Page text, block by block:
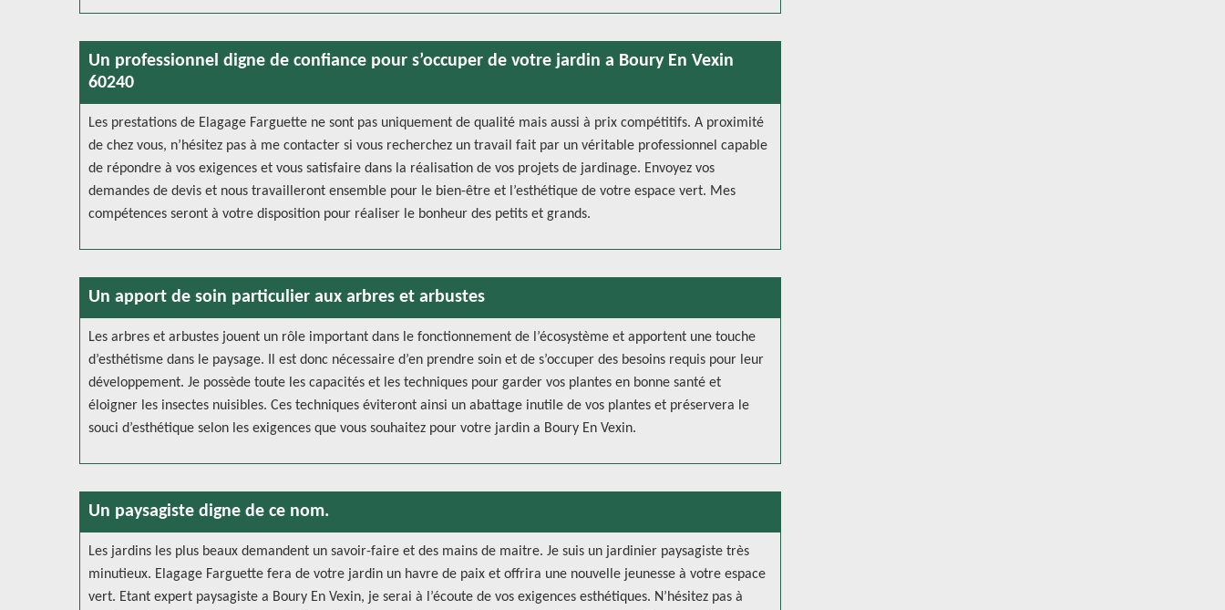
Un professionnel digne de confiance pour s’occuper de votre jardin a Boury En Vexin
60240
Les prestations de Elagage Farguette ne sont pas uniquement de qualité mais aussi à prix compétitifs. A proximité
de chez vous, n’hésitez pas à me contacter si vous recherchez un travail fait par un véritable professionnel capable
de répondre à vos exigences et vous satisfaire dans la réalisation de vos projets de jardinage. Envoyez vos
demandes de devis et nous travailleront ensemble pour le bien-être et l’esthétique de votre espace vert. Mes
compétences seront à votre disposition pour réaliser le bonheur des petits et grands.
Un apport de soin particulier aux arbres et arbustes
Les arbres et arbustes jouent un rôle important dans le fonctionnement de l’écosystème et apportent une touche
d’esthétisme dans le paysage. Il est donc nécessaire d’en prendre soin et de s’occuper des besoins requis pour leur
développement. Je possède toute les capacités et les techniques pour garder vos plantes en bonne santé et
éloigner les insectes nuisibles. Ces techniques éviteront ainsi un abattage inutile de vos plantes et préservera le
souci d’esthétique selon les exigences que vous souhaitez pour votre jardin a Boury En Vexin.
Un paysagiste digne de ce nom.
Les jardins les plus beaux demandent un savoir-faire et des mains de maitre. Je suis un jardinier paysagiste très
minutieux. Elagage Farguette fera de votre jardin un havre de paix et offrira une nouvelle jeunesse à votre espace
vert. Etant expert paysagiste a Boury En Vexin, je serai à l’écoute de vos exigences esthétiques. N’hésitez pas à